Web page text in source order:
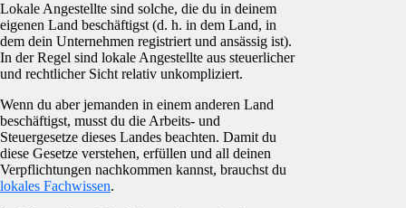
Lokale Angestellte sind solche, die du in deinem
eigenen Land beschäftigst (d. h. in dem Land, in
dem dein Unternehmen registriert und ansässig ist).
In der Regel sind lokale Angestellte aus steuerlicher
und rechtlicher Sicht relativ unkompliziert.
Wenn du aber jemanden in einem anderen Land
beschäftigst, musst du die Arbeits- und
Steuergesetze dieses Landes beachten. Damit du
diese Gesetze verstehen, erfüllen und all deinen
Verpflichtungen nachkommen kannst, brauchst du
lokales Fachwissen.